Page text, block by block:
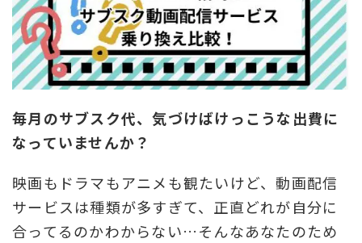
毎月のサブスク代、気づけばけっこうな出費に
なっていませんか？
映画もドラマもアニメも観たいけど、動画配信
サービスは種類が多すぎて、正直どれが自分に
合ってるのかわからない…そんなあなたのため